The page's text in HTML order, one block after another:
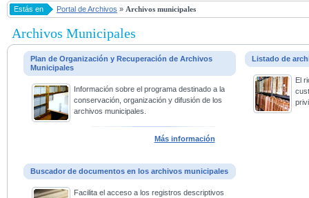
Estás en Portal de Archivos » Archivos municipales
Archivos Municipales
Plan de Organización y Recuperación de Archivos
Municipales
Información sobre el programa destinado a la
conservación, organización y difusión de los
archivos municipales.
Más información
Listado de
El
Buscador de documentos en los archivos municipales
Facilita el acceso a los registros descriptivos